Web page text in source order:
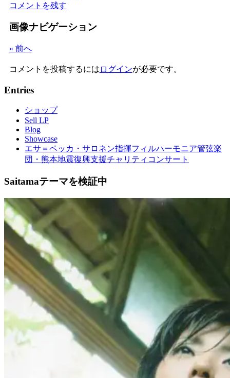
コメントを残す
画像ナビゲーション
« 前へ
コメントを投稿するにはログインが必要です。
Entries
ショップ
Sell LP
Blog
Showcase
エサ＝ペッカ・サロネン指揮フィルハーモニア管弦楽
団・熊本地震復興支援チャリティコンサート
Saitamaテーマを検証中